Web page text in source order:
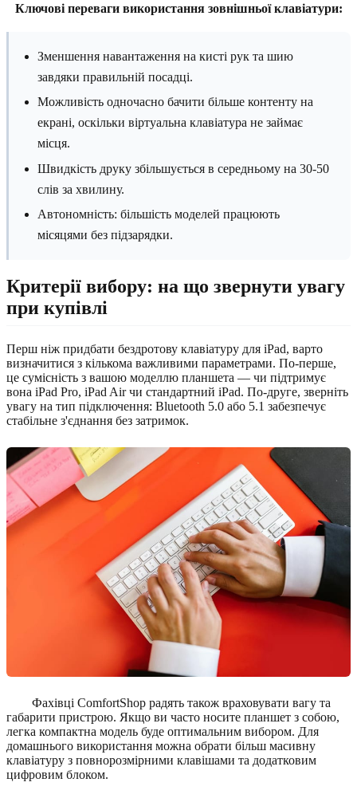
Ключові переваги використання зовнішньої клавіатури:
Зменшення навантаження на кисті рук та шию
завдяки правильній посадці.
Можливість одночасно бачити більше контенту на
екрані, оскільки віртуальна клавіатура не займає
місця.
Швидкість друку збільшується в середньому на 30-50
слів за хвилину.
Автономність: більшість моделей працюють
місяцями без підзарядки.
Критерії вибору: на що звернути увагу
при купівлі
Перш ніж придбати бездротову клавіатуру для iPad, варто
визначитися з кількома важливими параметрами. По-перше,
це сумісність з вашою моделлю планшета — чи підтримує
вона iPad Pro, iPad Air чи стандартний iPad. По-друге, зверніть
увагу на тип підключення: Bluetooth 5.0 або 5.1 забезпечує
стабільне з'єднання без затримок.
Фахівці ComfortShop радять також враховувати вагу та
габарити пристрою. Якщо ви часто носите планшет з собою,
легка компактна модель буде оптимальним вибором. Для
домашнього використання можна обрати більш масивну
клавіатуру з повнорозмірними клавішами та додатковим
цифровим блоком.